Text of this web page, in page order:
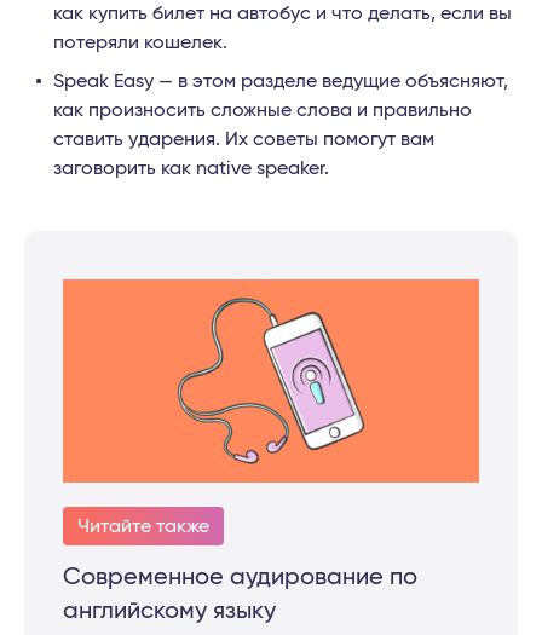
как купить билет на автобус и что делать, если вы
потеряли кошелек.
Speak Easy — в этом разделе ведущие объясняют,
как произносить сложные слова и правильно
ставить ударения. Их советы помогут вам
заговорить как native speaker.
Читайте также
Современное аудирование по
английскому языку